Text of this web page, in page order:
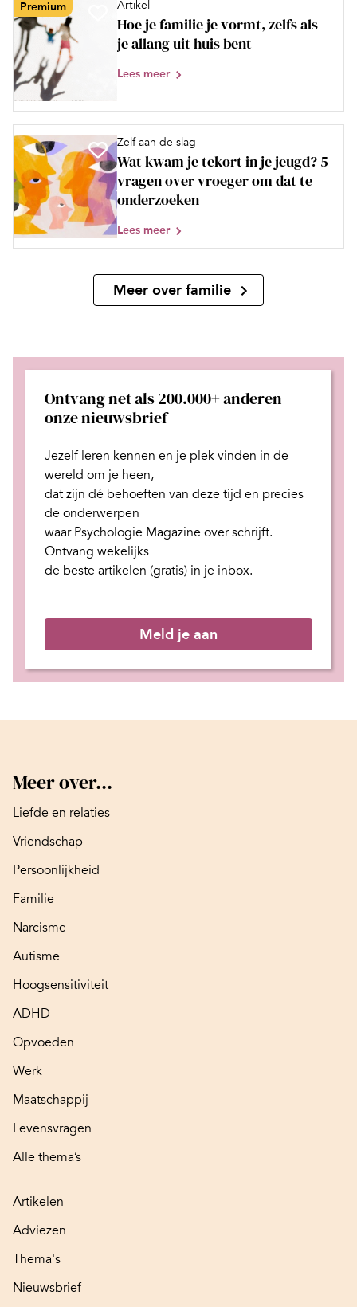
Premium Artikel
Hoe je familie je vormt, zelfs als
je allang uit huis bent
Lees meer
Zelf aan de slag
Wat kwam je tekort in je jeugd? 5
vragen over vroeger om dat te
onderzoeken
Lees meer
Meer over familie
Ontvang net als 200.000+ anderen
onze nieuwsbrief
Jezelf leren kennen en je plek vinden in de
wereld om je heen,
dat zijn dé behoeften van deze tijd en precies
de onderwerpen
waar Psychologie Magazine over schrijft.
Ontvang wekelijks
de beste artikelen (gratis) in je inbox.
Meld je aan
Meer over...
Liefde en relaties
Vriendschap
Persoonlijkheid
Familie
Narcisme
Autisme
Hoogsensitiviteit
ADHD
Opvoeden
Werk
Maatschappij
Levensvragen
Alle thema’s
Artikelen
Adviezen
Thema's
Nieuwsbrief